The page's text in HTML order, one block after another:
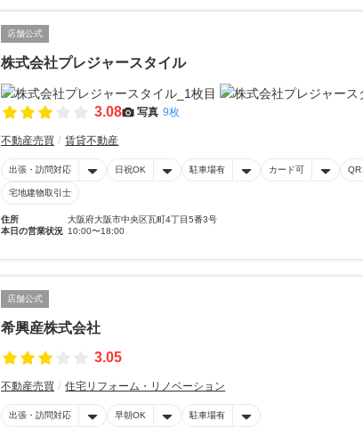
店舗公式
株式会社プレジャースタイル
3.08 写真 9枚
不動産売買 賃貸不動産
出張・訪問対応 日祝OK 駐車場有 カード可 QR
宅地建物取引士
住所
大阪府大阪市中央区瓦町4丁目5番3号
本日の営業状況 10:00〜18:00
店舗公式
希興産株式会社
3.05
不動産売買 住宅リフォーム・リノベーション
出張・訪問対応 早朝OK 駐車場有